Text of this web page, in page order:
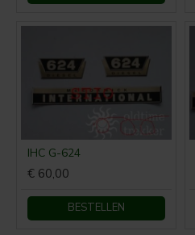
IHC G-624
€ 60,00
BESTELLEN